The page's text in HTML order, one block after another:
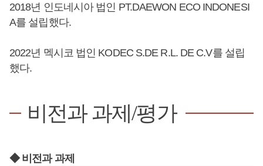
2018년 인도네시아 법인 PT.DAEWON ECO INDONESI
A를 설립했다.
2022년 멕시코 법인 KODEC S.DE R.L. DE C.V를 설립
했다.
비전과 과제/평가
◆ 비전과 과제